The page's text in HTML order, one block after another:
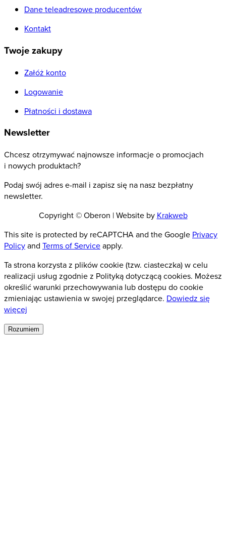
Dane teleadresowe producentów
Kontakt
Twoje zakupy
Załóż konto
Logowanie
Płatności i dostawa
Newsletter
Chcesz otrzymywać najnowsze informacje o promocjach
i nowych produktach?
Podaj swój adres e-mail i zapisz się na nasz bezpłatny
newsletter.
Copyright © Oberon | Website by Krakweb
This site is protected by reCAPTCHA and the Google Privacy
Policyand Terms of Serviceapply.
Ta strona korzysta z plików cookie (tzw. ciasteczka) w celu
realizacji usług zgodnie z Polityką dotyczącą cookies. Możesz
określić warunki przechowywania lub dostępu do cookie
zmieniając ustawienia w swojej przeglądarce. Dowiedz się
więcej
Rozumiem